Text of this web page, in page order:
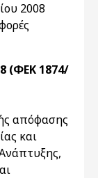
2008
(ΦΕΚ 1874/
απόφασης
και